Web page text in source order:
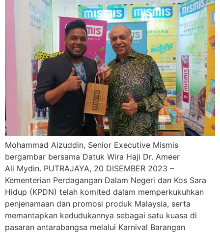
Mohammad Aizuddin, Senior Executive Mismis
bergambar bersama Datuk Wira Haji Dr. Ameer
Ali Mydin. PUTRAJAYA, 20 DISEMBER 2023 –
Kementerian Perdagangan Dalam Negeri dan Kos Sara
Hidup (KPDN) telah komited dalam memperkukuhkan
penjenamaan dan promosi produk Malaysia, serta
memantapkan kedudukannya sebagai satu kuasa di
pasaran antarabangsa melalui Karnival Barangan